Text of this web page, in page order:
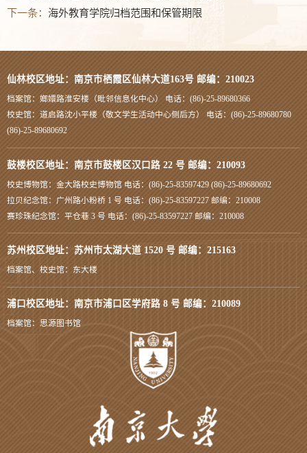
下一条： 海外教育学院归档范围和保管期限
仙林校区地址：南京市栖霞区仙林大道163号 邮编：210023
档案馆：嫏嬛路淮安楼（毗邻信息化中心） 电话：(86)-25-89680366
校史馆：道启路沈小平楼（敬文学生活动中心侧后方） 电话：(86)-25-89680780
(86)-25-89680692
鼓楼校区地址：南京市鼓楼区汉口路 22 号 邮编：210093
校史博物馆：金大路校史博物馆 电话：(86)-25-83597429 (86)-25-89680692
拉贝纪念馆：广州路小粉桥 1 号 电话：(86)-25-83597227 邮编：210008
赛珍珠纪念馆：平仓巷 3 号 电话：(86)-25-83597227 邮编：210008
苏州校区地址：苏州市太湖大道 1520 号 邮编：215163
档案馆、校史馆：东大楼
浦口校区地址：南京市浦口区学府路 8 号 邮编：210089
档案馆：思源图书馆